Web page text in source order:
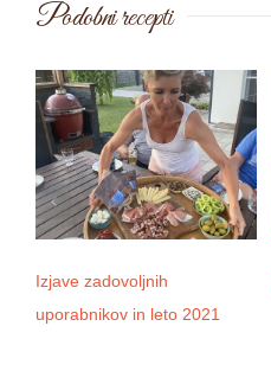
Podobni recepti
Izjave zadovoljnih
uporabnikov in leto 2021